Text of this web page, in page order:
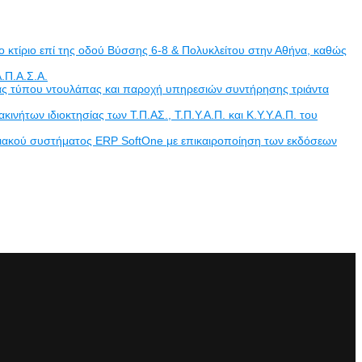
επί της οδού Βύσσης 6-8 & Πολυκλείτου στην Αθήνα, καθώς
τύπου ντουλάπας και παροχή υπηρεσιών συντήρησης τριάντα
ιδιοκτησίας των Τ.Π.ΑΣ., Τ.Π.Υ.Α.Π. και Κ.Υ.Υ.Α.Π. του
συστήματος ERP SoftOne με επικαιροποίηση των εκδόσεων